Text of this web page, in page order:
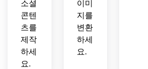
소셜
콘텐
츠를
제작
하세
요.
이미
지를
변환
하세
요.